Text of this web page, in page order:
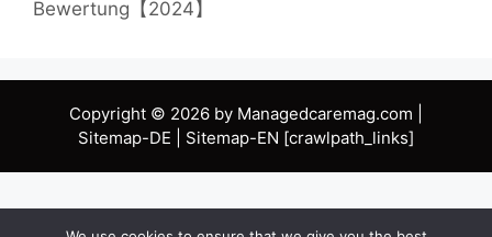
Sitemap-DE|Sitemap-EN[crawlpath_links]